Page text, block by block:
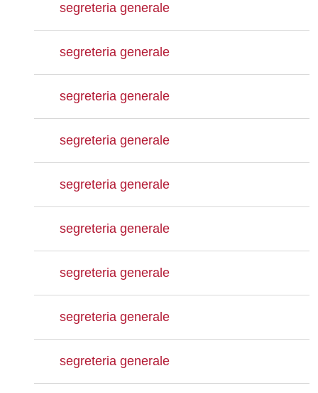
segreteria generale
segreteria generale
segreteria generale
segreteria generale
segreteria generale
segreteria generale
segreteria generale
segreteria generale
segreteria generale